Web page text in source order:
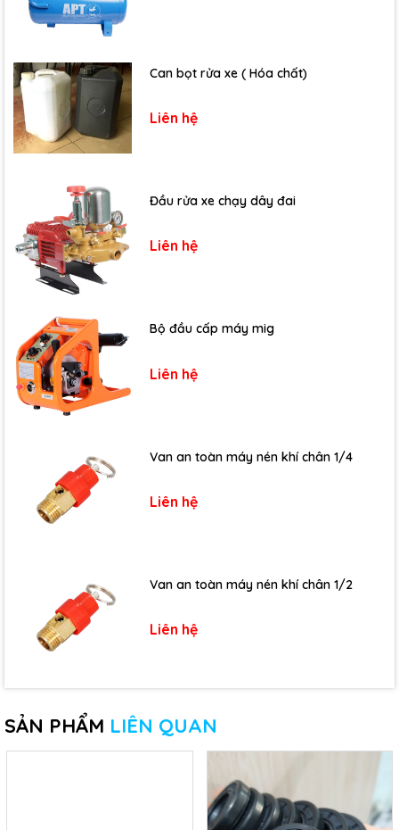
Can bọt rửa xe ( Hóa chất)
Liên hệ
Đầu rửa xe chạy dây đai
Liên hệ
Bộ đầu cấp máy mig
Liên hệ
Van an toàn máy nén khí chân 1/4
Liên hệ
Van an toàn máy nén khí chân 1/2
Liên hệ
SẢN PHẨM LIÊN QUAN